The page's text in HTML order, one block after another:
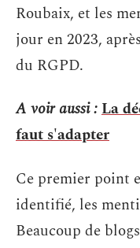
Roubaix, et les
jour en 2023,
du RGPD.
A voir aussi :La
faut s'adapter
Ce premier point
identifié, les
Beaucoup de